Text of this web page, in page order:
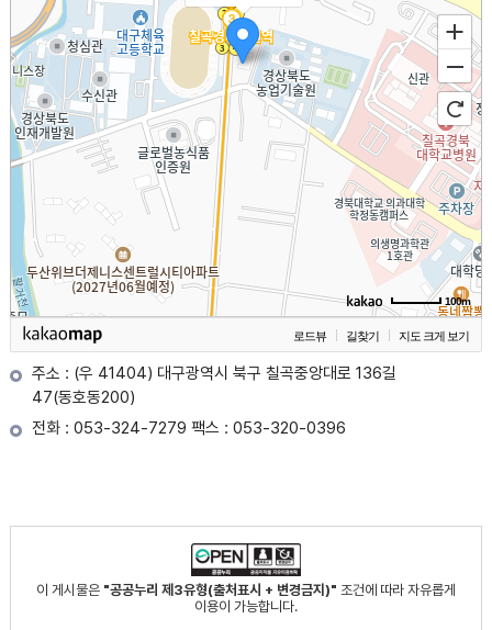
100m
로드뷰 길찾기 지도 크게 보기
주소 : (우 41404) 대구광역시 북구 칠곡중앙대로 136길
47(동호동200)
전화 : 053-324-7279 팩스 : 053-320-0396
이 게시물은 "공공누리 제3유형(출처표시 + 변경금지)" 조건에 따라 자유롭게
이용이 가능합니다.